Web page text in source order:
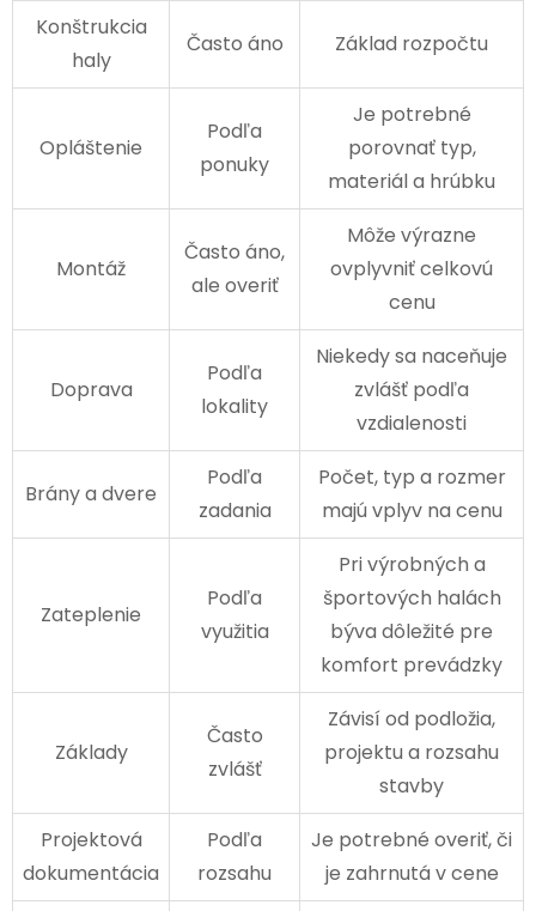
Konštrukcia
haly
Často áno Základ rozpočtu
Opláštenie
Podľa
ponuky
Je potrebné
porovnať typ,
materiál a hrúbku
Montáž
Často áno,
ale overiť
Môže výrazne
ovplyvniť celkovú
cenu
Doprava
Podľa
lokality
Niekedy sa naceňuje
zvlášť podľa
vzdialenosti
Brány a dvere
Podľa
zadania
Počet, typ a rozmer
majú vplyv na cenu
Zateplenie
Podľa
využitia
Pri výrobných a
športových halách
býva dôležité pre
komfort prevádzky
Základy
Často
zvlášť
Závisí od podložia,
projektu a rozsahu
stavby
Projektová
dokumentácia
Podľa
rozsahu
Je potrebné overiť, či
je zahrnutá v cene